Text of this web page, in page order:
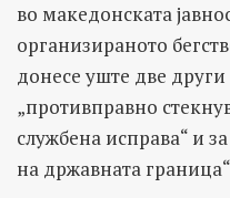
во македонската
организираното
донесе уште две други
„противправно
службена исправа“ и
на државната